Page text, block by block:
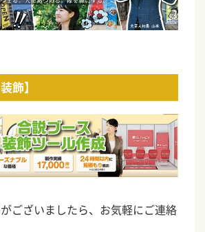
飾】
ございましたら、お気軽にご連絡